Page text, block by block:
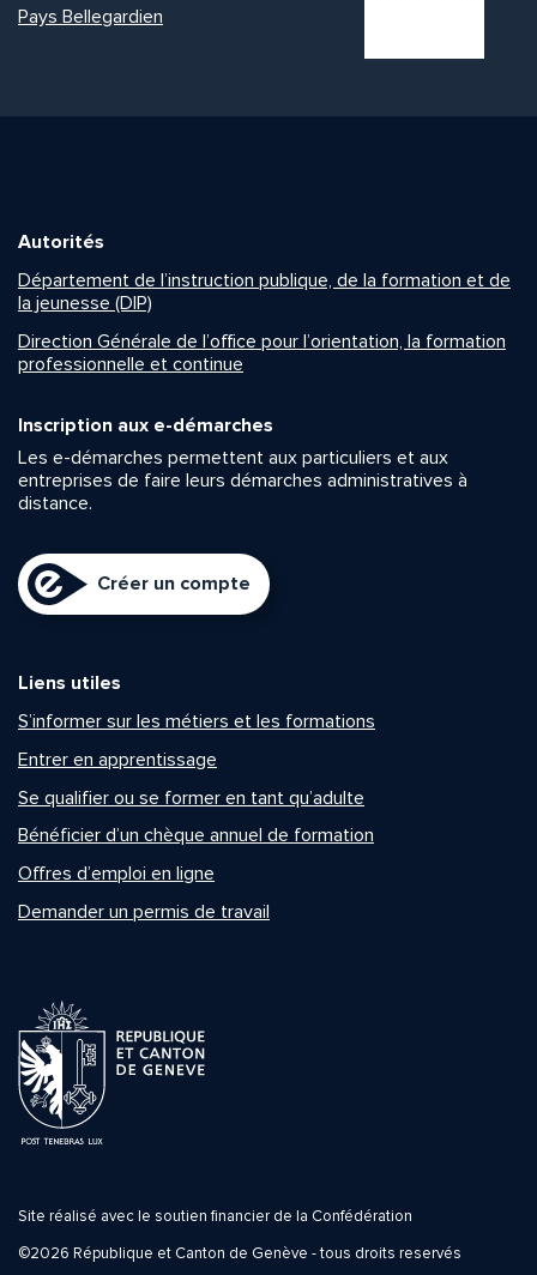
Pays Bellegardien
Autorités
Département de l’instruction publique, de la formation et de
la jeunesse (DIP)
Direction Générale de l’office pour l’orientation, la formation
professionnelle et continue
Inscription aux e-démarches
Les e-démarches permettent aux particuliers et aux
entreprises de faire leurs démarches administratives à
distance.
Créer un compte
Liens utiles
S’informer sur les métiers et les formations
Entrer en apprentissage
Se qualifier ou se former en tant qu’adulte
Bénéficier d’un chèque annuel de formation
Offres d’emploi en ligne
Demander un permis de travail
Site réalisé avec le soutien financier de la Confédération
©2026 République et Canton de Genève - tous droits reservés